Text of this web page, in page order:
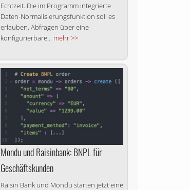
Echtzeit. Die im Programm integrierte
Daten-Normalisierungsfunktion soll es
erlauben, Abfragen über eine
konfigurierbare... mehr >>
Mondu und Raisinbank: BNPL für
Geschäftskunden
Raisin Bank und Mondu starten jetzt eine